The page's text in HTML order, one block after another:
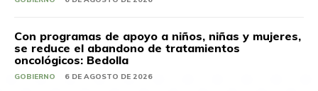
Con programas de apoyo a niños, niñas y mujeres,
se reduce el abandono de tratamientos
oncológicos: Bedolla
GOBIERNO 6 DE AGOSTO DE 2026